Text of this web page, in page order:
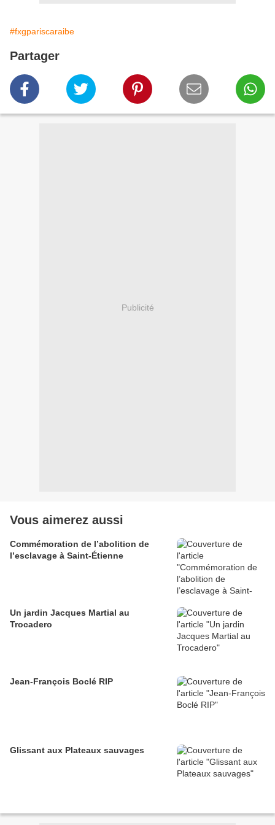
#fxgpariscaraibe
Partager
Publicité
Vous aimerez aussi
Commémoration de l’abolition de
l’esclavage à Saint-Étienne
Un jardin Jacques Martial au
Trocadero
Jean-François Boclé RIP
Glissant aux Plateaux sauvages